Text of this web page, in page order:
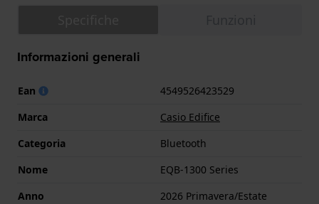
Informazioni generali
Ean
4549526423529
Marca
Casio Edifice
Categoria
Bluetooth
Nome
EQB-1300 Series
Anno
2026 Primavera/Estate